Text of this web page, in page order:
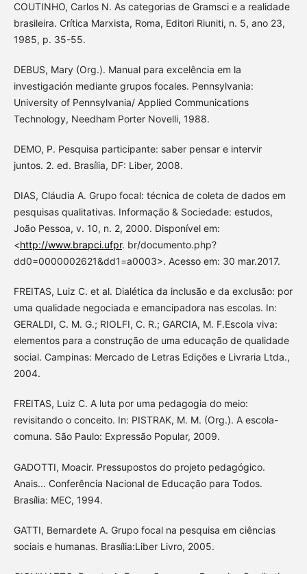
COUTINHO, Carlos N. As categorias de Gramsci e a realidade
brasileira. Crítica Marxista, Roma, Editori Riuniti, n. 5, ano 23,
1985, p. 35-55.
DEBUS, Mary (Org.). Manual para excelência em la
investigación mediante grupos focales. Pennsylvania:
University of Pennsylvania/ Applied Communications
Technology, Needham Porter Novelli, 1988.
DEMO, P. Pesquisa participante: saber pensar e intervir
juntos. 2. ed. Brasília, DF: Liber, 2008.
DIAS, Cláudia A. Grupo focal: técnica de coleta de dados em
pesquisas qualitativas. Informação & Sociedade: estudos,
João Pessoa, v. 10, n. 2, 2000. Disponível em:
<http://www.brapci.ufpr. br/documento.php?
dd0=0000002621&dd1=a0003>. Acesso em: 30 mar.2017.
FREITAS, Luiz C. et al. Dialética da inclusão e da exclusão: por
uma qualidade negociada e emancipadora nas escolas. In:
GERALDI, C. M. G.; RIOLFI, C. R.; GARCIA, M. F.Escola viva:
elementos para a construção de uma educação de qualidade
social. Campinas: Mercado de Letras Edições e Livraria Ltda.,
2004.
FREITAS, Luiz C. A luta por uma pedagogia do meio:
revisitando o conceito. In: PISTRAK, M. M. (Org.). A escola-
comuna. São Paulo: Expressão Popular, 2009.
GADOTTI, Moacir. Pressupostos do projeto pedagógico.
Anais... Conferência Nacional de Educação para Todos.
Brasília: MEC, 1994.
GATTI, Bernardete A. Grupo focal na pesquisa em ciências
sociais e humanas. Brasília:Liber Livro, 2005.